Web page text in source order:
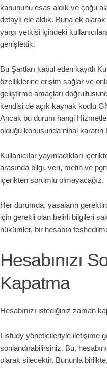
kanununu esas aldık ve çoğu
detaylı ele aldık. Buna ek
yargı yetkisi içindeki
genişlettik.
Bu Şartları kabul eden kayıtlı
özelliklerine erişim sağlar ve
geliştirme amaçları
kendisi de açık kaynak kodlu
Ancak bu durum hangi
olduğu konusunda nihai
Kullanıcılar yayınladıkları
arasında bilgi, veri, metin ve
içerikten sorumlu olmayacağız.
Her durumda, yasaların
için gerekli olan belirli bilgileri
hükümler, bir hesabın
Hesabınızı
Kapatma
Hesabınızı istediğiniz zaman
Listudy yöneticileriyle iletişime
sonlandırabilirsiniz. Bu,
olarak silecektir. Bununla